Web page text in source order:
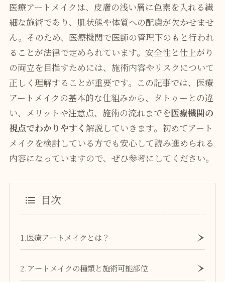
医療アートメイクは、皮膚の浅い層に色素を入れる繊
細な施術であり、肌状態や体質への配慮が欠かせませ
ん。そのため、医療機関で医師の管理下のもと行われ
ることが法律で定められています。安全性と仕上がり
の両立を目指すためには、施術内容やリスクについて
正しく理解することが重要です。この記事では、医療
アートメイクの基本的な仕組みから、タトゥーとの違
い、メリットや注意点、施術の流れまでを医療機関の
視点でわかりやすく 解説していきます。初めてアート
メイクを検討している方でも安心して読み進められる
内容になっていますので、ぜひ参考にしてください。
目次
1.医療アートメイクとは？
2.アートメイクの種類と施術可能部位